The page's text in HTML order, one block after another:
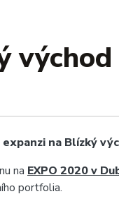
východ
na Blízký
na EXPO 2020 v
portfolia.